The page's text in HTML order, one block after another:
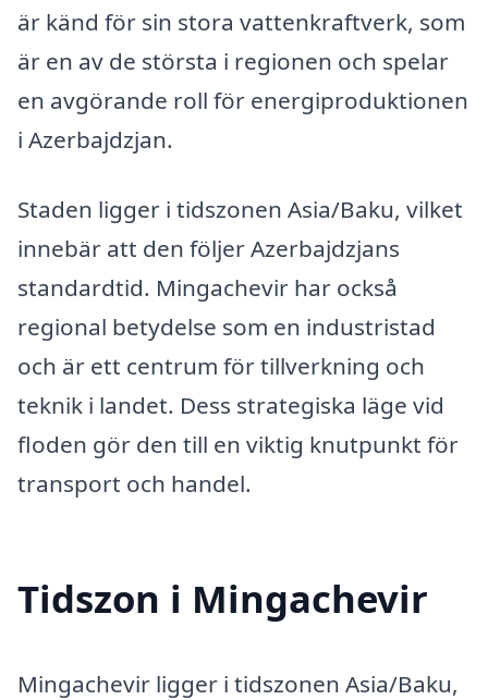
är känd för sin stora vattenkraftverk, som
är en av de största i regionen och spelar
en avgörande roll för energiproduktionen
i Azerbajdzjan.
Staden ligger i tidszonen Asia/Baku, vilket
innebär att den följer Azerbajdzjans
standardtid. Mingachevir har också
regional betydelse som en industristad
och är ett centrum för tillverkning och
teknik i landet. Dess strategiska läge vid
floden gör den till en viktig knutpunkt för
transport och handel.
Tidszon i Mingachevir
Mingachevir ligger i tidszonen Asia/Baku,